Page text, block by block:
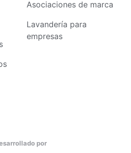
Asociaciones de marca
Lavandería para
empresas
por